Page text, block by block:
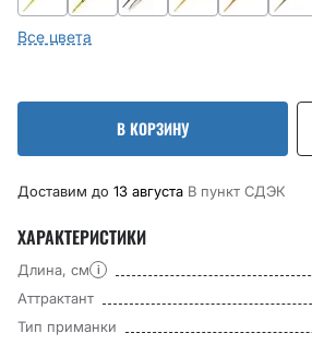
Все цвета
В КОРЗИНУ
Доставим до 13 августа В пункт CДЭК
ХАРАКТЕРИСТИКИ
Длина, см i
Аттрактант
Тип приманки